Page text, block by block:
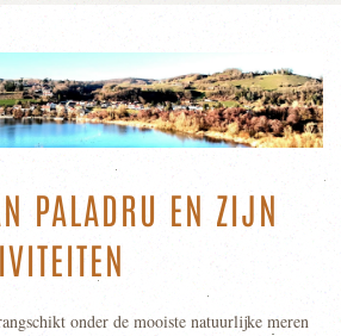
PALADRU EN ZIJN
onder de mooiste natuurlijke meren